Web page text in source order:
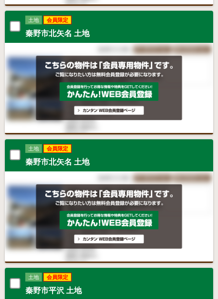
土地 会員限定
秦野市北矢名 土地
土地 会員限定
秦野市北矢名 土地
土地 会員限定
秦野市平沢 土地